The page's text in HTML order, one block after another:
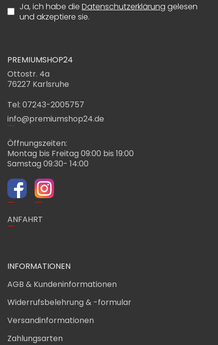
Ja, ich habe die Datenschutzerklärung gelesen
und akzeptiere sie.
PREMIUMSHOP24
Ottostr. 4a
76227 Karlsruhe
Tel: 07243-2005757
info@premiumshop24.de
Öffnungszeiten:
Montag bis Freitag 09:00 bis 19:00
Samstag 09:30- 14:00
ANFAHRT
INFORMATIONEN
AGB & Kundeninformationen
Widerrufsbelehrung & -formular
Versandinformationen
Zahlungsarten